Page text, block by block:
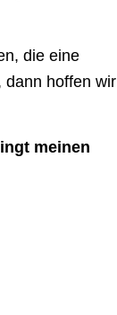
die eine
dann hoffen wir
meinen